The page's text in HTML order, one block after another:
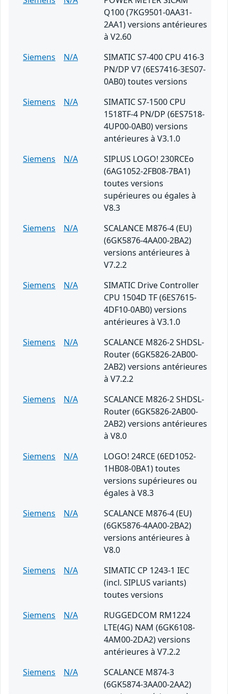
Q100 (7KG9501-0AA31-
2AA1) versions antérieures
à V2.60
Siemens
N/A
SIMATIC S7-400 CPU 416-3
PN/DP V7 (6ES7416-3ES07-
0AB0) toutes versions
Siemens
N/A
SIMATIC S7-1500 CPU
1518TF-4 PN/DP (6ES7518-
4UP00-0AB0) versions
antérieures à V3.1.0
Siemens
N/A
SIPLUS LOGO! 230RCEo
(6AG1052-2FB08-7BA1)
toutes versions
supérieures ou égales à
V8.3
Siemens
N/A
SCALANCE M876-4 (EU)
(6GK5876-4AA00-2BA2)
versions antérieures à
V7.2.2
Siemens
N/A
SIMATIC Drive Controller
CPU 1504D TF (6ES7615-
4DF10-0AB0) versions
antérieures à V3.1.0
Siemens
N/A
SCALANCE M826-2 SHDSL-
Router (6GK5826-2AB00-
2AB2) versions antérieures
à V7.2.2
Siemens
N/A
SCALANCE M826-2 SHDSL-
Router (6GK5826-2AB00-
2AB2) versions antérieures
à V8.0
Siemens
N/A
LOGO! 24RCE (6ED1052-
1HB08-0BA1) toutes
versions supérieures ou
égales à V8.3
Siemens
N/A
SCALANCE M876-4 (EU)
(6GK5876-4AA00-2BA2)
versions antérieures à
V8.0
Siemens
N/A
SIMATIC CP 1243-1 IEC
(incl. SIPLUS variants)
toutes versions
Siemens
N/A
RUGGEDCOM RM1224
LTE(4G) NAM (6GK6108-
4AM00-2DA2) versions
antérieures à V7.2.2
Siemens
N/A
SCALANCE M874-3
(6GK5874-3AA00-2AA2)